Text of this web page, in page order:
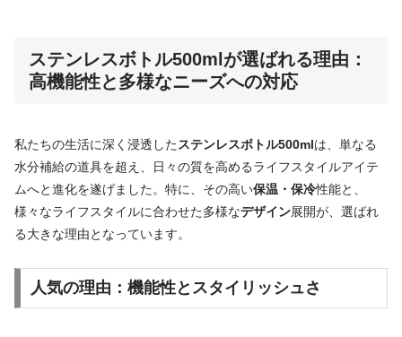
ステンレスボトル500mlが選ばれる理由：
高機能性と多様なニーズへの対応
私たちの生活に深く浸透した ステンレスボトル500mlは、単なる
水分補給の道具を超え、日々の質を高めるライフスタイルアイテ
ムへと進化を遂げました。特に、その高い保温・保冷性能と、
様々なライフスタイルに合わせた多様なデザイン展開が、選ばれ
る大きな理由となっています。
人気の理由：機能性とスタイリッシュさ